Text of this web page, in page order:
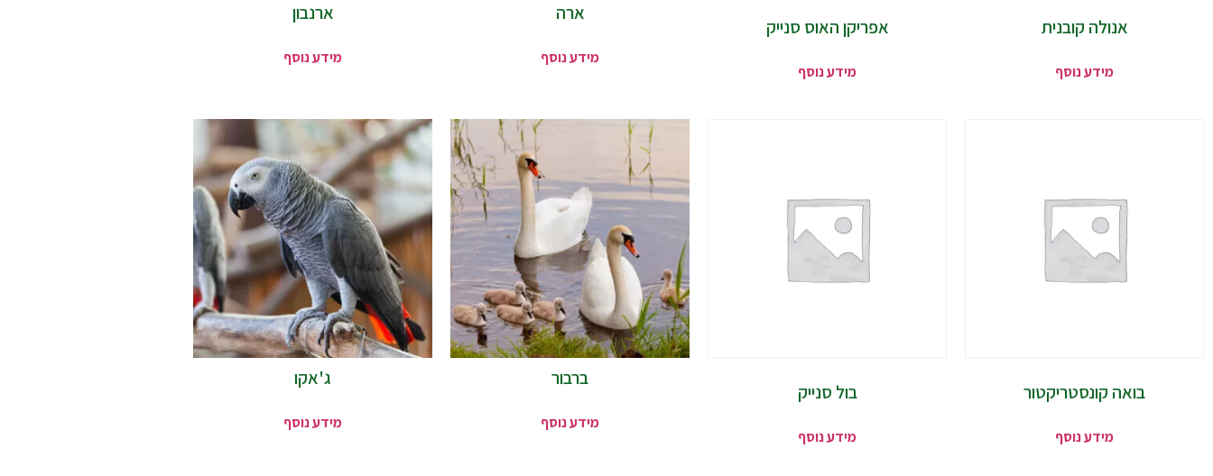
אנולה קובנית
מידע נוסף
אפריקן האוס סנייק
מידע נוסף
ארה
מידע נוסף
ארנבון
מידע נוסף
בואה קונסטריקטור
מידע נוסף
בול סנייק
מידע נוסף
ברבור
מידע נוסף
ג'אקו
מידע נוסף